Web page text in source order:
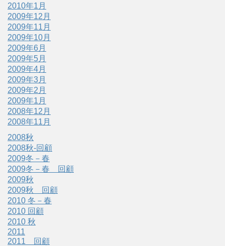
2010年1月
2009年12月
2009年11月
2009年10月
2009年6月
2009年5月
2009年4月
2009年3月
2009年2月
2009年1月
2008年12月
2008年11月
2008秋
2008秋-回顧
2009冬－春
2009冬－春 回顧
2009秋
2009秋 回顧
2010 冬－春
2010 回顧
2010 秋
2011
2011 回顧